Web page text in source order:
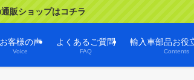
販ショップはコチラ
お客様の声
Voice
よくあるご質問
FAQ
輸入車部品お役
Contents